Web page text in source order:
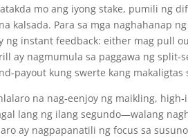
mo ang iyong stake, pumili ng
kalsada. Para sa mga naghahanap
ng instant feedback: either mag pull
ay nagmumula sa paggawa ng
kung swerte kang makaligtas
na nag-eenjoy ng maikling,
lang ng ilang segundo—walang
ay nagpapanatili ng focus sa